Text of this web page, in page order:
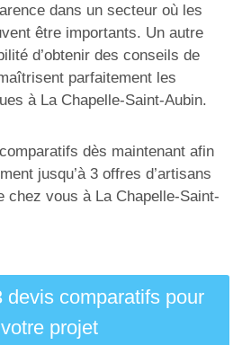
dans un secteur où les
être importants. Un autre
d’obtenir des conseils de
parfaitement les
à La Chapelle-Saint-Aubin.
dès maintenant afin
jusqu’à 3 offres d’artisans
chez vous à La Chapelle-Saint-
devis comparatifs pour
votre projet